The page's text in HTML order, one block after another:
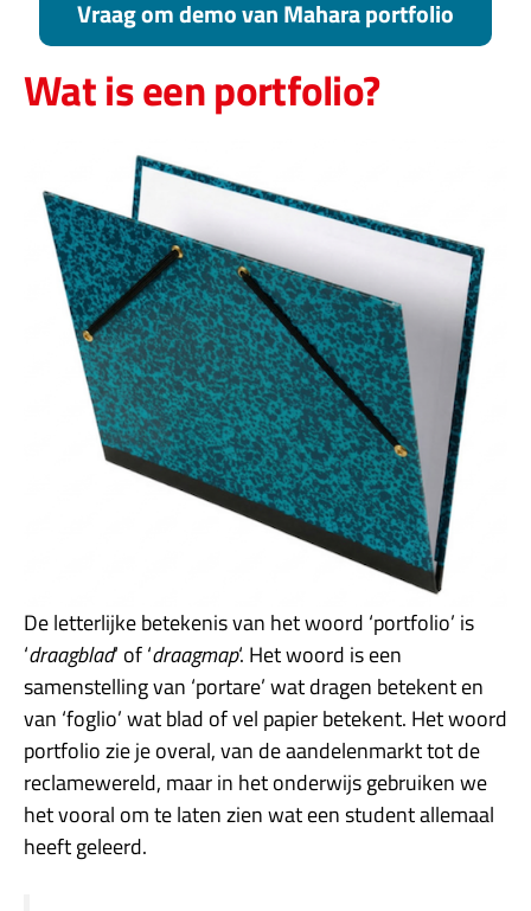
Vraag om demo van Mahara portfolio
Wat is een portfolio?
De letterlijke betekenis van het woord ‘portfolio’ is
‘draagblad‘ of ‘draagmap‘. Het woord is een
samenstelling van ‘portare’ wat dragen betekent en
van ‘foglio’ wat blad of vel papier betekent. Het woord
portfolio zie je overal, van de aandelenmarkt tot de
reclamewereld, maar in het onderwijs gebruiken we
het vooral om te laten zien wat een student allemaal
heeft geleerd.